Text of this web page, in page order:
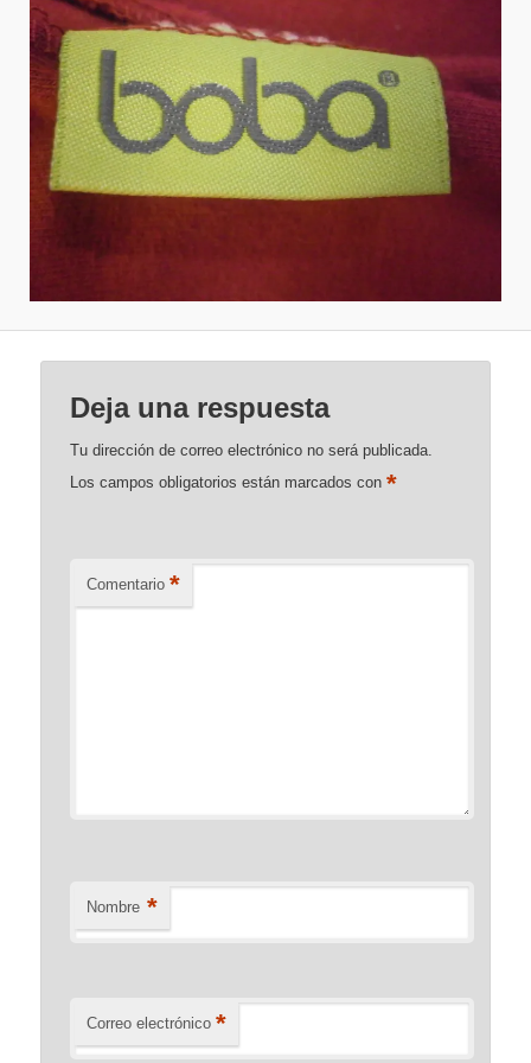
Deja una respuesta
Tu dirección de correo electrónico no será publicada.
Los campos obligatorios están marcados con*
Comentario *
Nombre *
Correo electrónico *